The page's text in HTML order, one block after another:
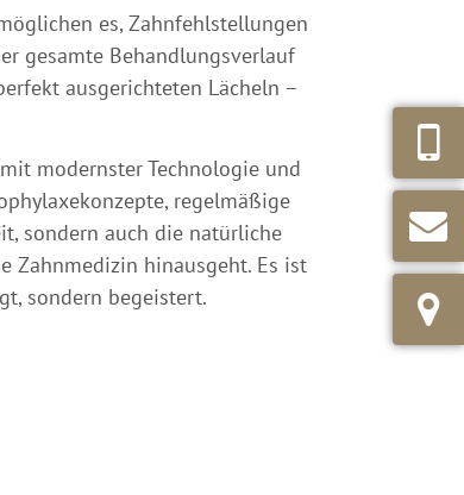
es, Zahnfehlstellungen
gesamte Behandlungsverlauf
ausgerichteten Lächeln –
modernster Technologie und
regelmäßige
sondern auch die natürliche
Zahnmedizin hinausgeht. Es ist
sondern begeistert.